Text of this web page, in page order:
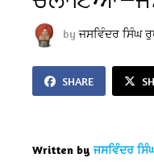
byਜਸਵਿੰਦਰ ਸਿੰਘ
SHARE
Written by ਜਸਵਿੰਦਰ